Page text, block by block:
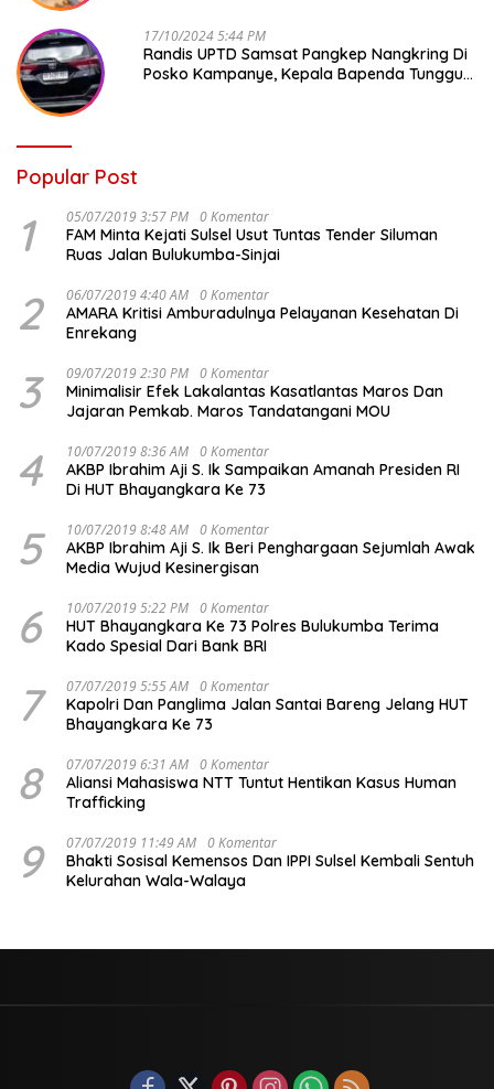
17/10/2024 5:44 PM
Randis UPTD Samsat Pangkep Nangkring Di
Posko Kampanye, Kepala Bapenda Tunggu
Popular Post
1 05/07/2019 3:57 PM 0 Komentar
FAM Minta Kejati Sulsel Usut Tuntas Tender Siluman
Ruas Jalan Bulukumba-Sinjai
2 06/07/2019 4:40 AM 0 Komentar
AMARA Kritisi Amburadulnya Pelayanan Kesehatan Di
Enrekang
3 09/07/2019 2:30 PM 0 Komentar
Minimalisir Efek Lakalantas Kasatlantas Maros Dan
Jajaran Pemkab. Maros Tandatangani MOU
4 10/07/2019 8:36 AM 0 Komentar
AKBP Ibrahim Aji S. Ik Sampaikan Amanah Presiden RI
Di HUT Bhayangkara Ke 73
5 10/07/2019 8:48 AM 0 Komentar
AKBP Ibrahim Aji S. Ik Beri Penghargaan Sejumlah Awak
Media Wujud Kesinergisan
6 10/07/2019 5:22 PM 0 Komentar
HUT Bhayangkara Ke 73 Polres Bulukumba Terima
Kado Spesial Dari Bank BRI
7 07/07/2019 5:55 AM 0 Komentar
Kapolri Dan Panglima Jalan Santai Bareng Jelang HUT
Bhayangkara Ke 73
8 07/07/2019 6:31 AM 0 Komentar
Aliansi Mahasiswa NTT Tuntut Hentikan Kasus Human
Trafficking
9 07/07/2019 11:49 AM 0 Komentar
Bhakti Sosisal Kemensos Dan IPPI Sulsel Kembali Sentuh
Kelurahan Wala-Walaya